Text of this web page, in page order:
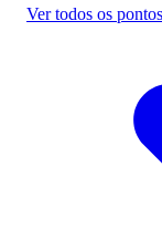
Ver todos os